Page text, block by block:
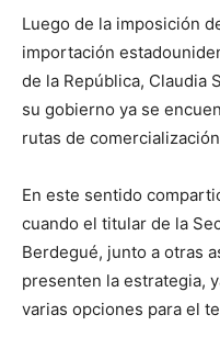
Luego de la imposición
importación
de la República, Claudia
su gobierno ya se
rutas de
En este sentido
cuando el titular de la
Berdegué, junto a otras
presenten la estrategia,
varias opciones para el